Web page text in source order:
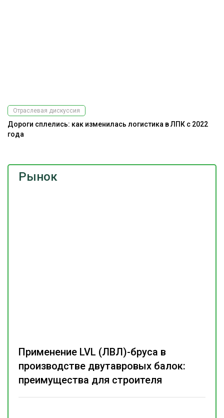
Рынок
Применение LVL (ЛВЛ)-бруса в
производстве двутавровых балок:
преимущества для строителя
Отраслевая дискуссия
Дороги сплелись: как изменилась логистика в ЛПК с 2022
года